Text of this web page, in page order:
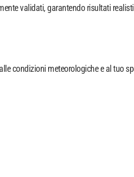
validati, garantendo risultati
condizioni meteorologiche e al tuo